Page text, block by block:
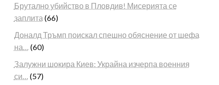
Брутално убийство в Пловдив! Мисерията се
заплита (66)
Доналд Тръмп поискал спешно обяснение от шефа
на… (60)
Залужни шокира Киев: Украйна изчерпа военния
си… (57)